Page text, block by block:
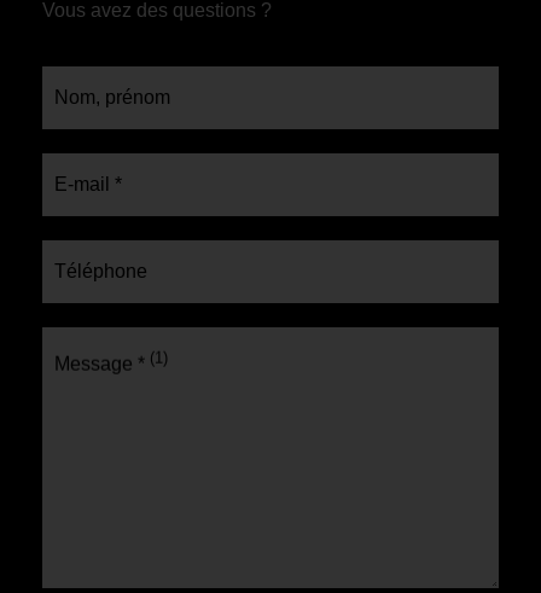
Vous avez des questions ?
Nom, prénom
E-mail *
Téléphone
Message * (1)